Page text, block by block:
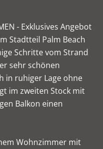
- Exklusives Angebot
Stadtteil Palm Beach
Schritte vom Strand
sehr schönen
in ruhiger Lage ohne
im zweiten Stock mit
Balkon einen
Wohnzimmer mit